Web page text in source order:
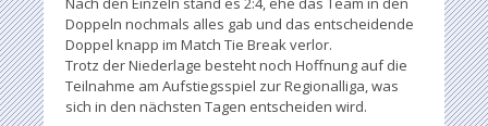
Doppeln nochmals alles gab und das entscheidende
Doppel knapp im Match Tie Break verlor.
Trotz der Niederlage besteht noch Hoffnung auf die
Teilnahme am Aufstiegsspiel zur Regionalliga, was
sich in den nächsten Tagen entscheiden wird.